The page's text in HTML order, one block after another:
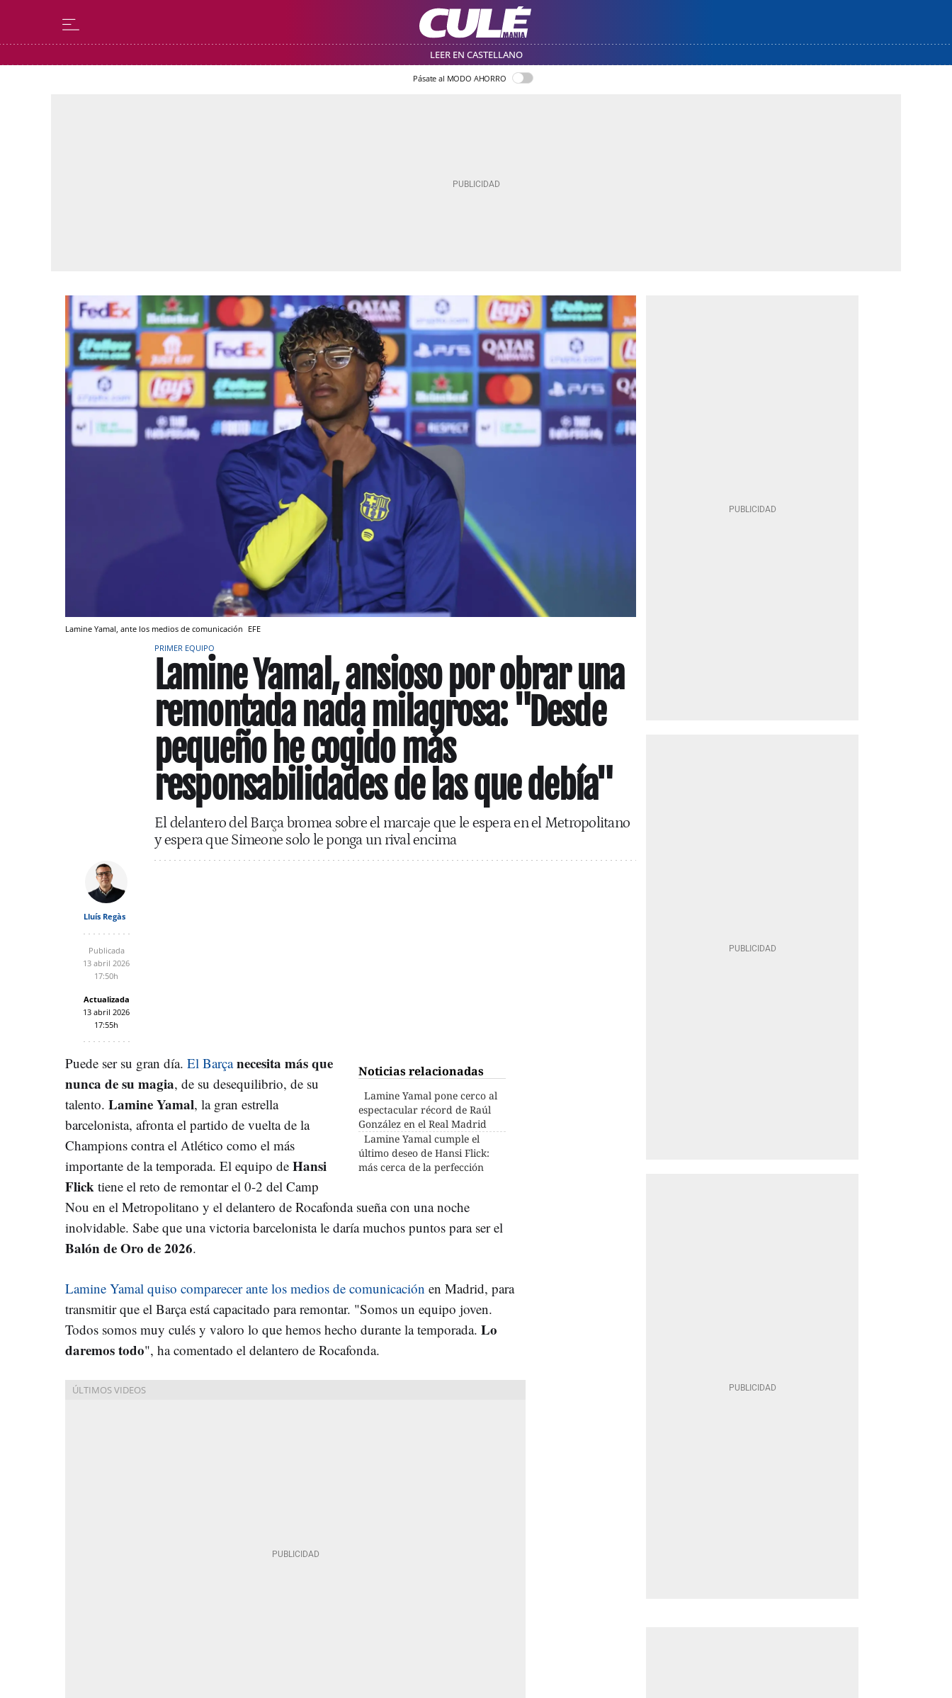
LEER EN CASTELLANO
Pásate al MODO AHORRO
Lamine Yamal, ante los medios de comunicación EFE
PRIMER EQUIPO
Lamine Yamal, ansioso por obrar una
remontada nada milagrosa: "Desde
pequeño he cogido más
responsabilidades de las que debía"
El delantero del Barça bromea sobre el marcaje que le espera en el Metropolitano
y espera que Simeone solo le ponga un rival encima
Lluís Regàs
Publicada
13 abril 2026
17:50h
Actualizada
13 abril 2026
17:55h
Noticias relacionadas
Lamine Yamal pone cerco al
espectacular récord de Raúl
González en el Real Madrid
Lamine Yamal cumple el
último deseo de Hansi Flick:
más cerca de la perfección
Puede ser su gran día. El Barçanecesita más que
nunca de su magia, de su desequilibrio, de su
talento. Lamine Yamal, la gran estrella
barcelonista, afronta el partido de vuelta de la
Champions contra el Atlético como el más
importante de la temporada. El equipo de Hansi
Flick tiene el reto de remontar el 0-2 del Camp
Nou en el Metropolitano y el delantero de Rocafonda sueña con una noche
inolvidable. Sabe que una victoria barcelonista le daría muchos puntos para ser el
Balón de Oro de 2026.
Lamine Yamal quiso comparecer ante los medios de comunicación en Madrid, para
transmitir que el Barça está capacitado para remontar. "Somos un equipo joven.
Todos somos muy culés y valoro lo que hemos hecho durante la temporada. Lo
daremos todo", ha comentado el delantero de Rocafonda.